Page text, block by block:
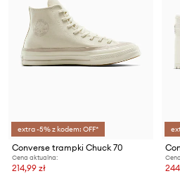
extra -5% z kodem: OFF*
Converse trampki Chuck 70
Cena aktualna:
214,99 zł